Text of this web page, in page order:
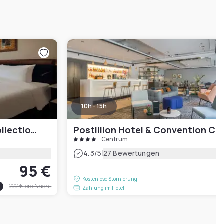
Haven Hotel Rotterdam, Curio Collection by Hilton
95 €
222 €pro Nacht
10h - 15h
Centrum
4.3/5|27 Bewertungen
Kostenlose Stornierung
Zahlung im Hotel